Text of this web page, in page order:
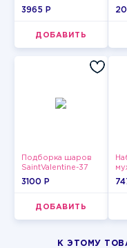
3965 P
ДОБАВИТЬ
Подборка шаров
SaintValentine-37
3100 P
ДОБАВИТЬ
К ЭТОМУ